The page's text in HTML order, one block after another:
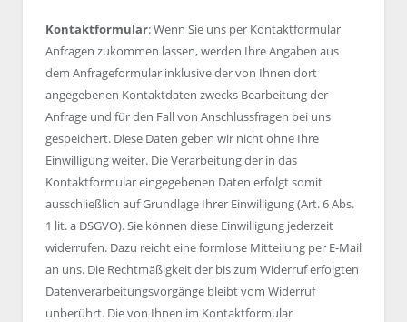
Kontaktformular: Wenn Sie uns per Kontaktformular
Anfragen zukommen lassen, werden Ihre Angaben aus
dem Anfrageformular inklusive der von Ihnen dort
angegebenen Kontaktdaten zwecks Bearbeitung der
Anfrage und für den Fall von Anschlussfragen bei uns
gespeichert. Diese Daten geben wir nicht ohne Ihre
Einwilligung weiter. Die Verarbeitung der in das
Kontaktformular eingegebenen Daten erfolgt somit
ausschließlich auf Grundlage Ihrer Einwilligung (Art. 6 Abs.
1 lit. a DSGVO). Sie können diese Einwilligung jederzeit
widerrufen. Dazu reicht eine formlose Mitteilung per E-Mail
an uns. Die Rechtmäßigkeit der bis zum Widerruf erfolgten
Datenverarbeitungsvorgänge bleibt vom Widerruf
unberührt. Die von Ihnen im Kontaktformular